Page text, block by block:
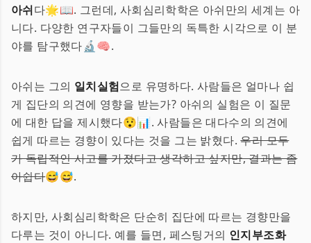
아쉬다🌟📖. 그런데, 사회심리학학은 아쉬만의 세계는 아
니다. 다양한 연구자들이 그들만의 독특한 시각으로 이 분
야를 탐구했다🔬🧠.
아쉬는 그의 일치실험으로 유명하다. 사람들은 얼마나 쉽
게 집단의 의견에 영향을 받는가? 아쉬의 실험은 이 질문
에 대한 답을 제시했다😯📊. 사람들은 대다수의 의견에
쉽게 따르는 경향이 있다는 것을 그는 밝혔다.우리 모두
가 독립적인 사고를 가졌다고 생각하고 싶지만, 결과는 좀
아쉽다😅😅.
하지만, 사회심리학학은 단순히 집단에 따르는 경향만을
다루는 것이 아니다. 예를 들면, 페스팅거의 인지부조화